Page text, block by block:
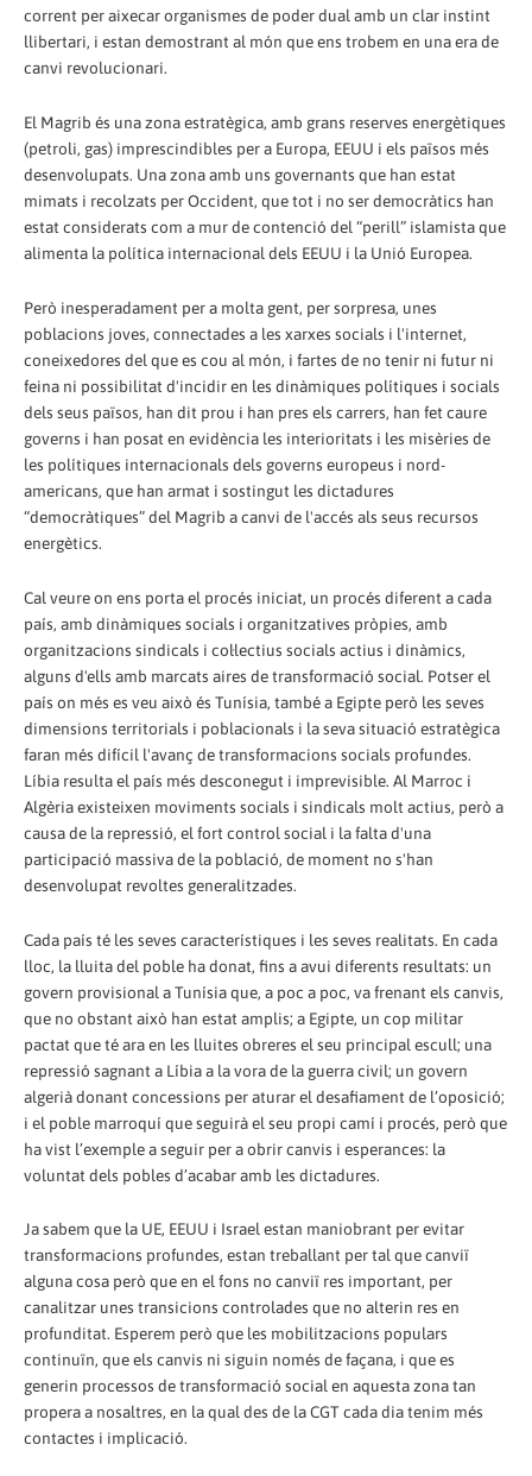
corrent per aixecar organismes de poder dual amb un clar instint
llibertari, i estan demostrant al món que ens trobem en una era de
canvi revolucionari.
El Magrib és una zona estratègica, amb grans reserves energètiques
(petroli, gas) imprescindibles per a Europa, EEUU i els països més
desenvolupats. Una zona amb uns governants que han estat
mimats i recolzats per Occident, que tot i no ser democràtics han
estat considerats com a mur de contenció del “perill” islamista que
alimenta la política internacional dels EEUU i la Unió Europea.
Però inesperadament per a molta gent, per sorpresa, unes
poblacions joves, connectades a les xarxes socials i l'internet,
coneixedores del que es cou al món, i fartes de no tenir ni futur ni
feina ni possibilitat d'incidir en les dinàmiques polítiques i socials
dels seus països, han dit prou i han pres els carrers, han fet caure
governs i han posat en evidència les interioritats i les misèries de
les polítiques internacionals dels governs europeus i nord-
americans, que han armat i sostingut les dictadures
“democràtiques” del Magrib a canvi de l'accés als seus recursos
energètics.
Cal veure on ens porta el procés iniciat, un procés diferent a cada
país, amb dinàmiques socials i organitzatives pròpies, amb
organitzacions sindicals i col·lectius socials actius i dinàmics,
alguns d'ells amb marcats aires de transformació social. Potser el
país on més es veu això és Tunísia, també a Egipte però les seves
dimensions territorials i poblacionals i la seva situació estratègica
faran més difícil l'avanç de transformacions socials profundes.
Líbia resulta el país més desconegut i imprevisible. Al Marroc i
Algèria existeixen moviments socials i sindicals molt actius, però a
causa de la repressió, el fort control social i la falta d'una
participació massiva de la població, de moment no s'han
desenvolupat revoltes generalitzades.
Cada país té les seves característiques i les seves realitats. En cada
lloc, la lluita del poble ha donat, fins a avui diferents resultats: un
govern provisional a Tunísia que, a poc a poc, va frenant els canvis,
que no obstant això han estat amplis; a Egipte, un cop militar
pactat que té ara en les lluites obreres el seu principal escull; una
repressió sagnant a Líbia a la vora de la guerra civil; un govern
algerià donant concessions per aturar el desafiament de l’oposició;
i el poble marroquí que seguirà el seu propi camí i procés, però que
ha vist l’exemple a seguir per a obrir canvis i esperances: la
voluntat dels pobles d’acabar amb les dictadures.
Ja sabem que la UE, EEUU i Israel estan maniobrant per evitar
transformacions profundes, estan treballant per tal que canviï
alguna cosa però que en el fons no canviï res important, per
canalitzar unes transicions controlades que no alterin res en
profunditat. Esperem però que les mobilitzacions populars
continuïn, que els canvis ni siguin només de façana, i que es
generin processos de transformació social en aquesta zona tan
propera a nosaltres, en la qual des de la CGT cada dia tenim més
contactes i implicació.